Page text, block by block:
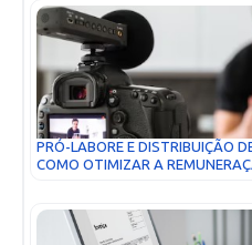
PRÓ-LABORE E DISTRIBUIÇÃO
COMO OTIMIZAR A